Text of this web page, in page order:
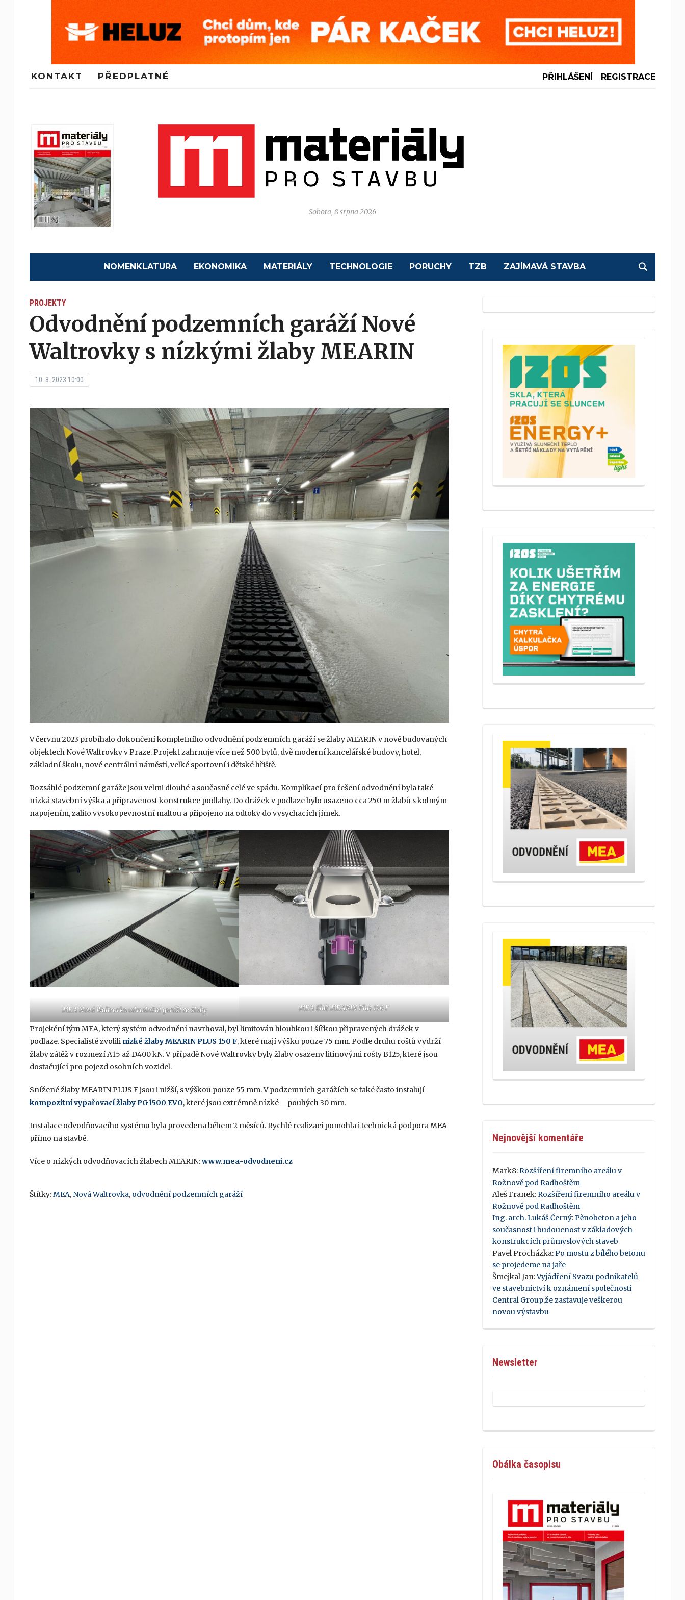
KONTAKT PŘEDPLATNÉ PŘIHLÁŠENÍ REGISTRACE
Sobota, 8 srpna 2026
NOMENKLATURA EKONOMIKA MATERIÁLY TECHNOLOGIE PORUCHY TZB ZAJÍMAVÁ STAVBA
PROJEKTY
Odvodnění podzemních garáží Nové
Waltrovky s nízkými žlaby MEARIN
10. 8. 2023 10:00
V červnu 2023 probíhalo dokončení kompletního odvodnění podzemních garáží se žlaby MEARIN v nově budovaných
objektech Nové Waltrovky v Praze. Projekt zahrnuje více než 500 bytů, dvě moderní kancelářské budovy, hotel,
základní školu, nové centrální náměstí, velké sportovní i dětské hřiště.
Rozsáhlé podzemní garáže jsou velmi dlouhé a současně celé ve spádu. Komplikací pro řešení odvodnění byla také
nízká stavební výška a připravenost konstrukce podlahy. Do drážek v podlaze bylo usazeno cca 250 m žlabů s kolmým
napojením, zalito vysokopevnostní maltou a připojeno na odtoky do vysychacích jímek.
MEA Nová Waltrovka odvodnění garáží se žlaby MEA žlab MEARIN Plus 150 F
Projekční tým MEA, který systém odvodnění navrhoval, byl limitován hloubkou i šířkou připravených drážek v
podlaze. Specialisté zvolili nízké žlaby MEARIN PLUS 150 F, které mají výšku pouze 75 mm. Podle druhu roštů vydrží
žlaby zátěž v rozmezí A15 až D400 kN. V případě Nové Waltrovky byly žlaby osazeny litinovými rošty B125, které jsou
dostačující pro pojezd osobních vozidel.
Snížené žlaby MEARIN PLUS F jsou i nižší, s výškou pouze 55 mm. V podzemních garážích se také často instalují
kompozitní vypařovací žlaby PG1500 EVO, které jsou extrémně nízké – pouhých 30 mm.
Instalace odvodňovacího systému byla provedena během 2 měsíců. Rychlé realizaci pomohla i technická podpora MEA
přímo na stavbě.
Více o nízkých odvodňovacích žlabech MEARIN:www.mea-odvodneni.cz
Štítky:MEA, Nová Waltrovka, odvodnění podzemních garáží
Nejnovější komentáře
Mark8:Rozšíření firemního areálu v
Rožnově pod Radhoštěm
Aleš Franek:Rozšíření firemního areálu v
Rožnově pod Radhoštěm
Ing. arch. Lukáš Černý:Pěnobeton a jeho
současnost i budoucnost v základových
konstrukcích průmyslových staveb
Pavel Procházka:Po mostu z bílého betonu
se projedeme na jaře
Šmejkal Jan:Vyjádření Svazu podnikatelů
ve stavebnictví k oznámení společnosti
Central Group,že zastavuje veškerou
novou výstavbu
Newsletter
Obálka časopisu